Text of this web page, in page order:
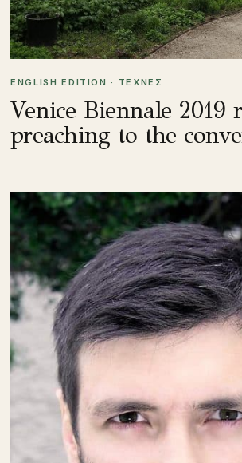
ENGLISH EDITION · ΤΕΧΝΕΣ
Venice Biennale 2019
preaching to the